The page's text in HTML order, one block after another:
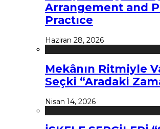
Arrangement and
Practıce
Haziran 28, 2026
Mekânın Ritmiyle
Seçki “Aradaki
Nisan 14, 2026